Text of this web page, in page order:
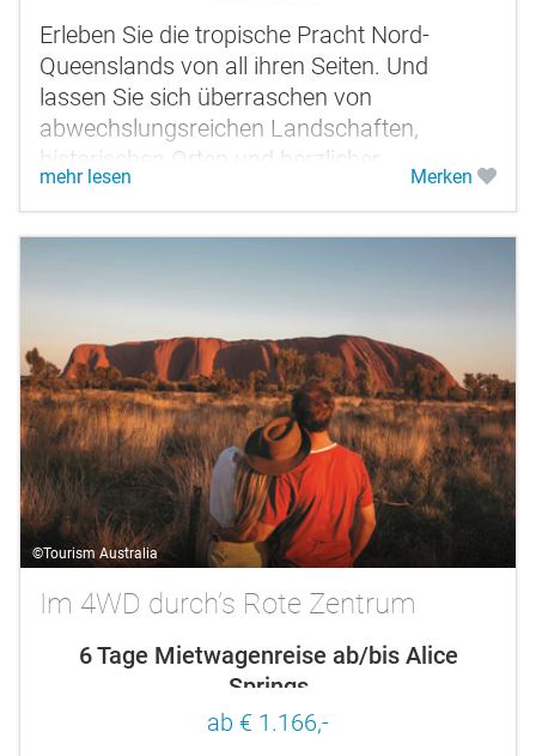
Erleben Sie die tropische Pracht Nord-
Queenslands von all ihren Seiten. Und
lassen Sie sich überraschen von
abwechslungsreichen Landschaften,
historischen Orten und herzlicher
Gastfreundschaft. Die Reise führt Sie in die
goldene...
mehr lesen Merken
©Tourism Australia
Im 4WD durch’s Rote Zentrum
6 Tage Mietwagenreise ab/bis Alice
Springs
ab € 1.166,-